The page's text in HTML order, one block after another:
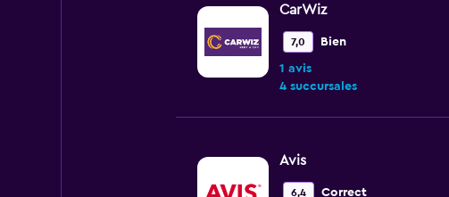
CarWiz
7,0 Bien
1 avis
4 succursales
Avis
6,4 Correct